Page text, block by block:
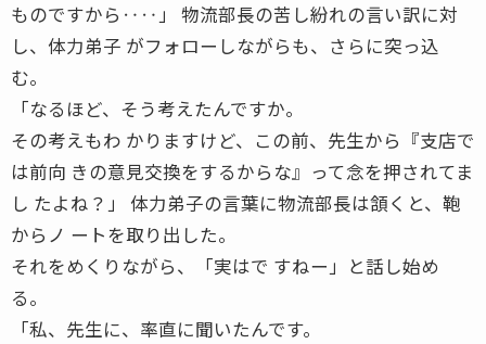
ものですから‥‥」 物流部長の苦し紛れの言い訳に対
し、体力弟子 がフォローしながらも、さらに突っ込
む。
「なるほど、そう考えたんですか。
その考えもわ かりますけど、この前、先生から『支店で
は前向 きの意見交換をするからな』って念を押されてま
し たよね？」 体力弟子の言葉に物流部長は頷くと、鞄
からノ ートを取り出した。
それをめくりながら、「実はで すねー」と話し始め
る。
「私、先生に、率直に聞いたんです。